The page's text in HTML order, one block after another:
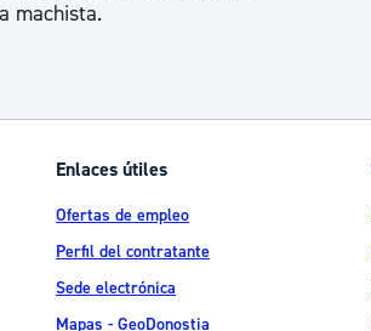
machista.
Enlaces útiles
Ofertas de empleo
Perfil del contratante
Sede electrónica
Mapas - GeoDonostia